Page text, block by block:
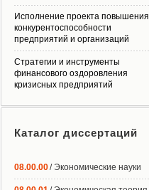
Исполнение проекта повышения
конкурентоспособности
предприятий и организаций
Стратегии и инструменты
финансового оздоровления
кризисных предприятий
Каталог диссертаций
08.00.00/ Экономические науки